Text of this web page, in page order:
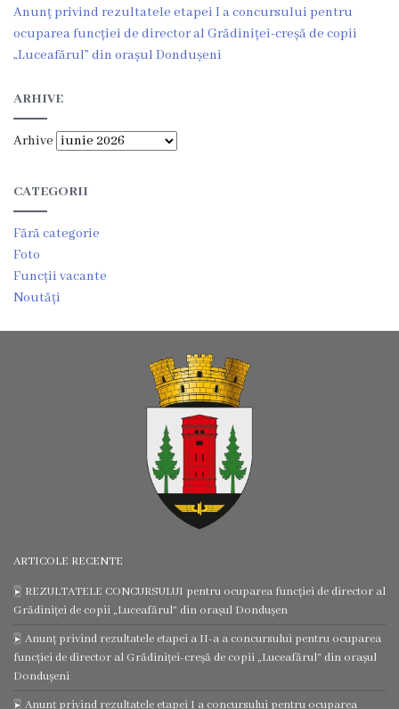
Deciziile
consiliului
Transparență
Bugetul
Strategia
dezvoltare
Consultări
Acte
permisive
CISC
Eliberarea
Anunț privind rezultatele etapei I a concursului pentru
ocuparea funcției de director al Grădiniței-creșă de copii
„Luceafărul” din orașul Dondușeni
ARHIVE
Arhive
CATEGORII
Fără categorie
Foto
Funcții vacante
Noutăți
ARTICOLE RECENTE
REZULTATELE CONCURSULUI pentru ocuparea funcției de director al
Grădiniței de copii „Luceafărul” din orașul Dondușen
Anunț privind rezultatele etapei a II-a a concursului pentru ocuparea
funcției de director al Grădiniței-creșă de copii „Luceafărul” din orașul
Dondușeni
Anunț privind rezultatele etapei I a concursului pentru ocuparea